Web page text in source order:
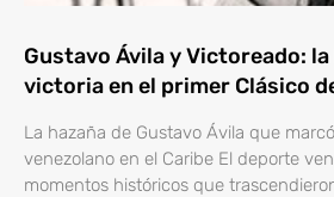
Gustavo Ávila y Victoreado:
victoria en el primer Clásico
La hazaña de Gustavo Ávila que
venezolano en el Caribe El deporte
momentos históricos que